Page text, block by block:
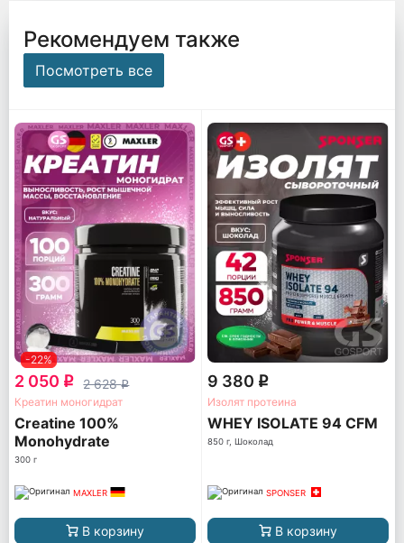
Рекомендуем также
Посмотреть все
-22%
2 050 q 2 628q
Креатин моногидрат
Creatine 100%
Monohydrate
300 г
MAXLER
В корзину
9 380 q
Изолят протеина
WHEY ISOLATE 94 CFM
850 г, Шоколад
SPONSER
В корзину